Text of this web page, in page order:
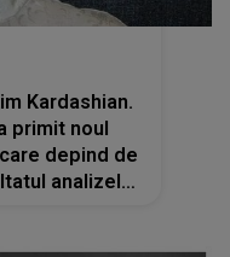
Kardashian.
primit noul
depind de